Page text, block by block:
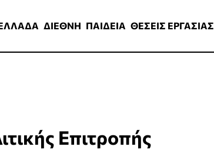
ΔΙΕΘΝΗ ΠΑΙΔΕΙΑ ΘΕΣΕΙΣ ΕΡΓΑΣΙΑΣ
Επιτροπής